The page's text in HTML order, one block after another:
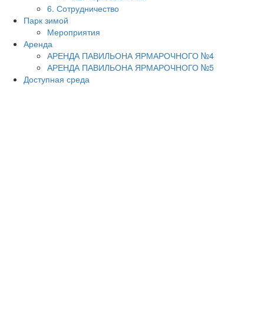
6. Сотрудничество
Парк зимой
Мероприятия
Аренда
АРЕНДА ПАВИЛЬОНА ЯРМАРОЧНОГО №4
АРЕНДА ПАВИЛЬОНА ЯРМАРОЧНОГО №5
Доступная среда